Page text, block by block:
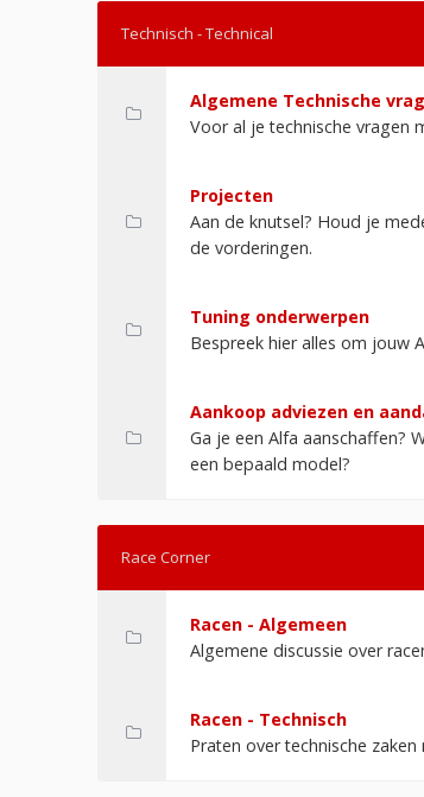
Technisch - Technical
Algemene Technische
Voor al je technische vragen
Projecten
Aan de knutsel? Houd je
de vorderingen.
Tuning onderwerpen
Bespreek hier alles om jouw
Aankoop adviezen en
Ga je een Alfa aanschaffen?
een bepaald model?
Race Corner
Racen - Algemeen
Algemene discussie over
Racen - Technisch
Praten over technische